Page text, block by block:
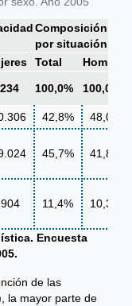
Composición
por situación
Total
Hombres
100,0% 100,0%
42,8%
48,0%
45,7% 41,8%
11,4% 10,3%
Encuesta
de las
la mayor parte de